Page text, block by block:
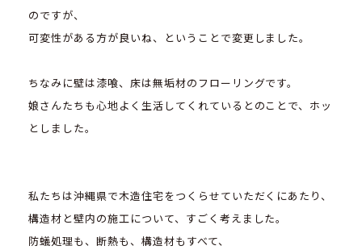
のですが、
可変性がある方が良いね、ということで変更しました。
ちなみに壁は漆喰、床は無垢材のフローリングです。
娘さんたちも心地よく生活してくれているとのことで、ホッ
としました。
私たちは沖縄県で木造住宅をつくらせていただくにあたり、
構造材と壁内の施工について、すごく考えました。
防蟻処理も、断熱も、構造材もすべて、